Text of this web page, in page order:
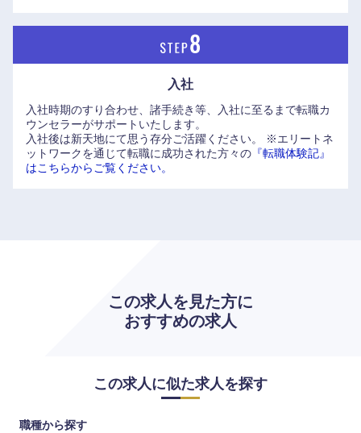
入社
入社時期のすり合わせ、諸手続き等、入社に至るまで転職カ
ウンセラーがサポートいたします。
入社後は新天地にて思う存分ご活躍ください。
※エリートネ
ットワークを通じて転職に成功された方々の 『転職体験記』
はこちらからご覧ください。
この求人を見た方に
おすすめの求人
この求人に似た求人を探す
職種から探す
海外